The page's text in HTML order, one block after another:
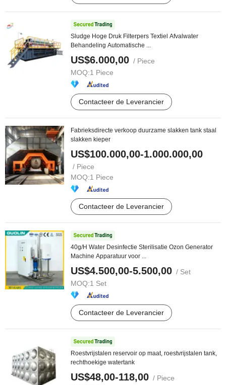
Sludge Hoge Druk Filterpers Textiel Afvalwater
Behandeling Automatische ...
US$6.000,00 / Piece
MOQ:1 Piece
Contacteer de Leverancier
Fabrieksdirecte verkoop duurzame slakken tank staal
slakken kieper
US$100.000,00-1.000.000,00
/ Piece
MOQ:1 Piece
Contacteer de Leverancier
40g/H Water Desinfectie Sterilisatie Ozon Generator
Machine Apparatuur voor ...
US$4.500,00-5.500,00 / Set
MOQ:1 Set
Contacteer de Leverancier
Roestvrijstalen reservoir op maat, roestvrijstalen tank,
rechthoekige watertank
US$48,00-118,00 / Piece